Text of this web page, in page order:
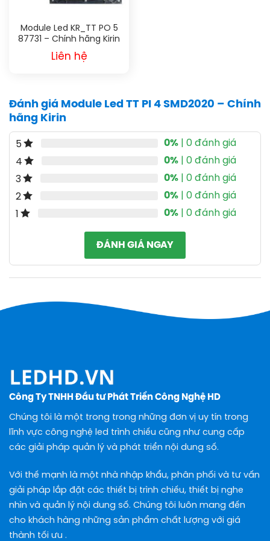
Module Led KR_TT PO 5
87731 – Chính hãng Kirin
Liên hệ
Đánh giá Module Led TT PI 4 SMD2020 – Chính
hãng Kirin
5 0% | 0 đánh giá
4
0% | 0 đánh giá
3
0% | 0 đánh giá
2
0% | 0 đánh giá
1
0% | 0 đánh giá
ĐÁNH GIÁ NGAY
Công Ty TNHH Đầu tư Phát Triển Công Nghệ HD
Chúng tôi là một trong trong những đơn vị uy tín trong
lĩnh vực công nghệ led trình chiếu cũng như cung cấp
các giải pháp quản lý và phát triển nội dung số.
Với thế mạnh là một nhà nhập khẩu, phân phối và tư vấn
giải pháp lắp đặt các thiết bị trình chiếu, thiết bị nghe
nhìn và quản lý nội dung số. Chúng tôi luôn mang đến
cho khách hàng những sản phẩm chất lượng với giá
thành tối ưu .